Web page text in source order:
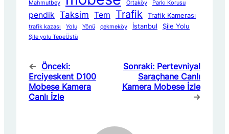
Mahmutbey Ortaköy Parkı Korusu
pendik Taksim Tem Trafik Trafik Kamerası
trafik kazası Yolu Yönü çekmeköy İstanbul Şile Yolu
Şile yolu TepeÜstü
← Önceki:
Erciyeskent D100
Mobese Kamera
Canlı İzle
Sonraki: Pertevniyal
Saraçhane Canlı
Kamera Mobese İzle
→